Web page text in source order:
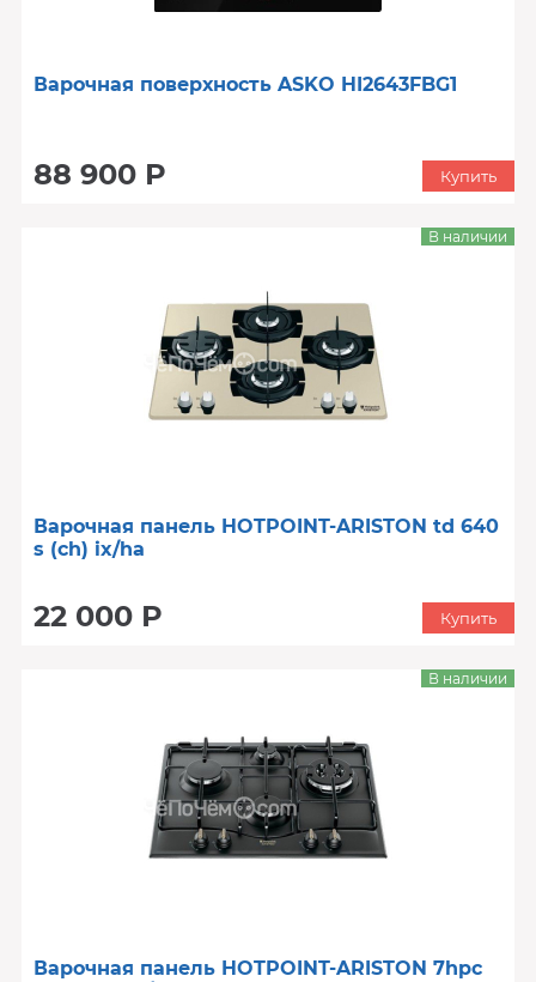
Варочная поверхность ASKO HI2643FBG1
88 900 Р Купить
Варочная панель HOTPOINT-ARISTON td 640
s (ch) ix/ha
22 000 Р
В наличии
Купить
Варочная панель HOTPOINT-ARISTON 7hpc
В наличии